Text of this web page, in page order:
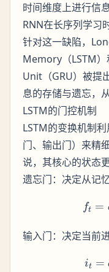
时间维度上进行信
RNN在长序列学习
针对这一缺陷，
Memory（LSTM
Unit（GRU）被提
息的存储与遗忘，
LSTM的门控机制
LSTM的变换机制
门、输出门）来精
说，其核心的状态
遗忘门：决定从记
ft =
输入门：决定当前
it =